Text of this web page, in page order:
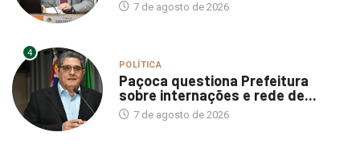
7 de agosto de 2026
4
POLÍTICA
Paçoca questiona Prefeitura
sobre internações e rede de...
7 de agosto de 2026